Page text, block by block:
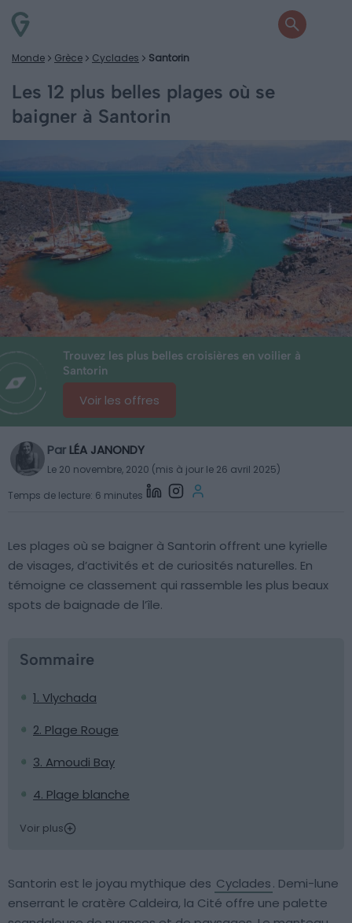
Monde Grèce Cyclades Santorin
Les 12 plus belles plages où se
baigner à Santorin
Trouvez les plus belles croisières en voilier à
Santorin
Voir les offres
Par LÉA JANONDY
Le 20 novembre, 2020 (mis à jour le 26 avril 2025)
Temps de lecture: 6 minutes
Les plages où se baigner à Santorin offrent une kyrielle
de visages, d’activités et de curiosités naturelles. En
témoigne ce classement qui rassemble les plus beaux
spots de baignade de l’île.
Sommaire
1. Vlychada
2. Plage Rouge
3. Amoudi Bay
4. Plage blanche
Voir plus
Santorin est le joyau mythique des Cyclades. Demi-lune
enserrant le cratère Caldeira, la Cité offre une palette